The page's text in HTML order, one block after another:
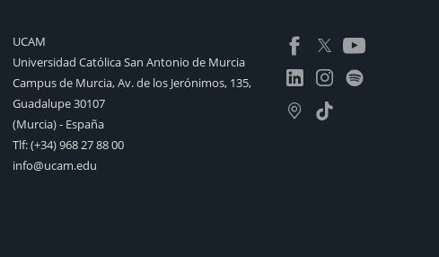
UCAM
Universidad Católica San Antonio de Murcia
Campus de Murcia, Av. de los Jerónimos, 135,
Guadalupe 30107
(Murcia) - España
Tlf:(+34) 968 27 88 00
info@ucam.edu